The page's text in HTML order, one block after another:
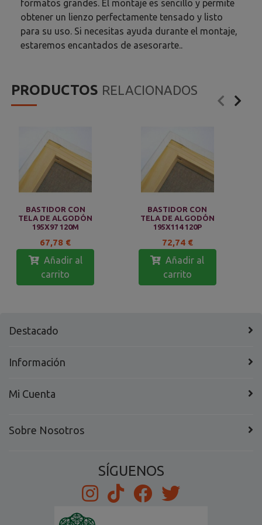
formatos grandes. El montaje es sencillo y permite
obtener un lienzo perfectamente tensado y listo
para su uso. Si necesitas ayuda durante el montaje,
estaremos encantados de asesorarte..
PRODUCTOS RELACIONADOS
BASTIDOR CON
TELA DE ALGODÓN
195X97 120M
67,78 €
Añadir al
carrito
BASTIDOR CON
TELA DE ALGODÓN
195X114 120P
72,74 €
Añadir al
carrito
Destacado
Información
Mi Cuenta
Sobre Nosotros
SÍGUENOS